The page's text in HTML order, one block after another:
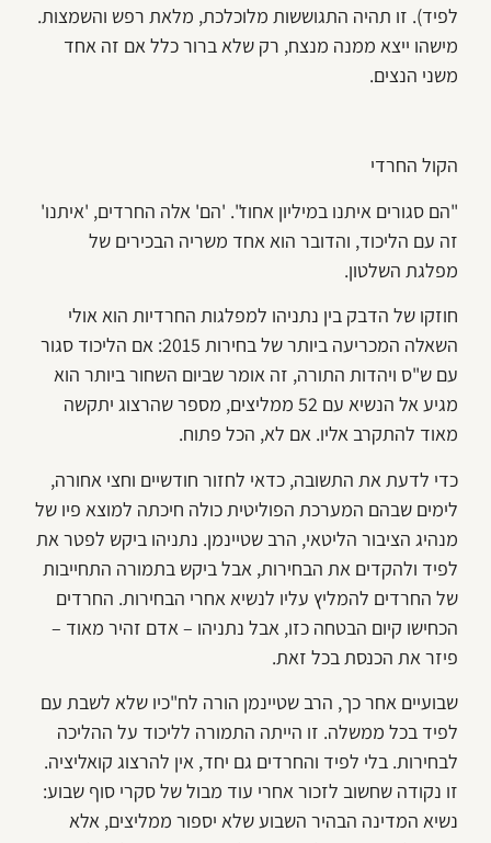
לפיד). זו תהיה התגוששות מלוכלכת, מלאת רפש והשמצות.
מישהו ייצא ממנה מנצח, רק שלא ברור כלל אם זה אחד
משני הנצים.
הקול החרדי
"הם סגורים איתנו במיליון אחוז". 'הם' אלה החרדים, 'איתנו'
זה עם הליכוד, והדובר הוא אחד משריה הבכירים של
מפלגת השלטון.
חוזקו של הדבק בין נתניהו למפלגות החרדיות הוא אולי
השאלה המכריעה ביותר של בחירות 2015: אם הליכוד סגור
עם ש"ס ויהדות התורה, זה אומר שביום השחור ביותר הוא
מגיע אל הנשיא עם 52 ממליצים, מספר שהרצוג יתקשה
מאוד להתקרב אליו. אם לא, הכל פתוח.
כדי לדעת את התשובה, כדאי לחזור חודשיים וחצי אחורה,
לימים שבהם המערכת הפוליטית כולה חיכתה למוצא פיו של
מנהיג הציבור הליטאי, הרב שטיינמן. נתניהו ביקש לפטר את
לפיד ולהקדים את הבחירות, אבל ביקש בתמורה התחייבות
של החרדים להמליץ עליו לנשיא אחרי הבחירות. החרדים
הכחישו קיום הבטחה כזו, אבל נתניהו – אדם זהיר מאוד –
פיזר את הכנסת בכל זאת.
שבועיים אחר כך, הרב שטיינמן הורה לח"כיו שלא לשבת עם
לפיד בכל ממשלה. זו הייתה התמורה לליכוד על ההליכה
לבחירות. בלי לפיד והחרדים גם יחד, אין להרצוג קואליציה.
זו נקודה שחשוב לזכור אחרי עוד מבול של סקרי סוף שבוע:
נשיא המדינה הבהיר השבוע שלא יספור ממליצים, אלא